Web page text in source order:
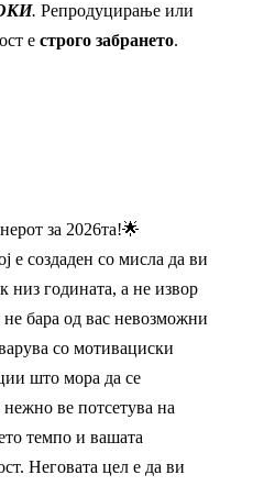
. Репродуцирање или
е строго забрането.
за 2026та!🌟
е создаден со мисла да ви
годината, а не извор
бара од вас невозможни
со мотивациски
што мора да се
ве потсетува на
темпо и вашата
Неговата цел е да ви